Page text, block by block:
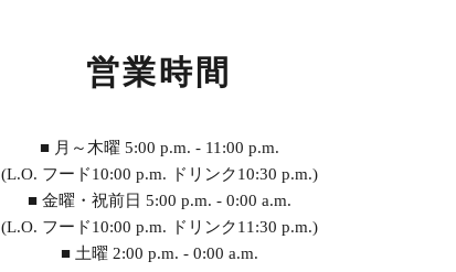
営業時間
■ 月～木曜 5:00 p.m. - 11:00 p.m.
(L.O. フード10:00 p.m. ドリンク10:30 p.m.)
■ 金曜・祝前日 5:00 p.m. - 0:00 a.m.
(L.O. フード10:00 p.m. ドリンク11:30 p.m.)
■ 土曜 2:00 p.m. - 0:00 a.m.